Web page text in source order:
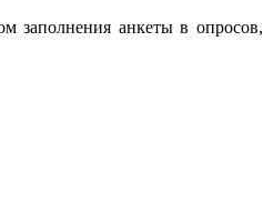
заполнения анкеты в опросов,